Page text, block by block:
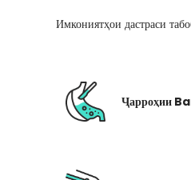
Имкониятҳои дастраси
Ҷарроҳии